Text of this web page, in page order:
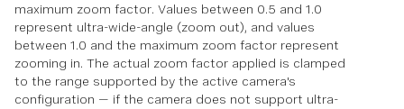
maximum zoom factor. Values between 0.5 and 1.0
represent ultra-wide-angle (zoom out), and values
between 1.0 and the maximum zoom factor represent
zooming in. The actual zoom factor applied is clamped
to the range supported by the active camera's
configuration — if the camera does not support ultra-